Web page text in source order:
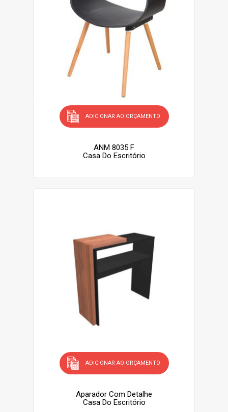
ADICIONAR AO ORÇAMENTO
ANM 8035 F
Casa Do Escritório
ADICIONAR AO ORÇAMENTO
Aparador Com Detalhe
Casa Do Escritório